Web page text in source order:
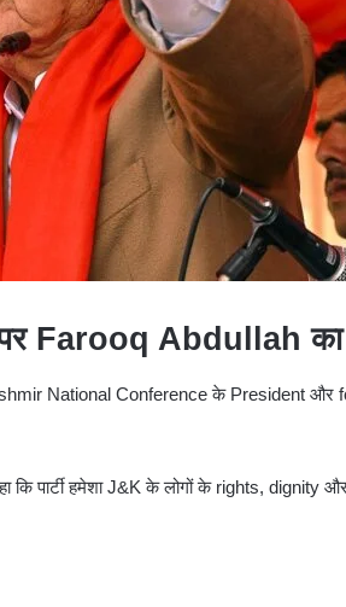
Farooq Abdullah का
National Conference के President और
कि पार्टी हमेशा J&K के लोगों के rights, dignity